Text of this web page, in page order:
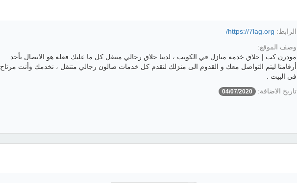
الرابط: https://7lag.org/
وصف الموقع:
مودرن كت | حلاق خدمة منازل في الكويت ، لدينا حلاق رجالي متنقل كل ما عليك فعله هو الاتصال بأحد
أرقامنا ليتم التواصل معك و القدوم الى منزلك لنقدم كل خدمات صالون رجالي متنقل ، نخدمك وأنت مرتاح
في البيت .
تاريخ الاضافة:
04/07/2020